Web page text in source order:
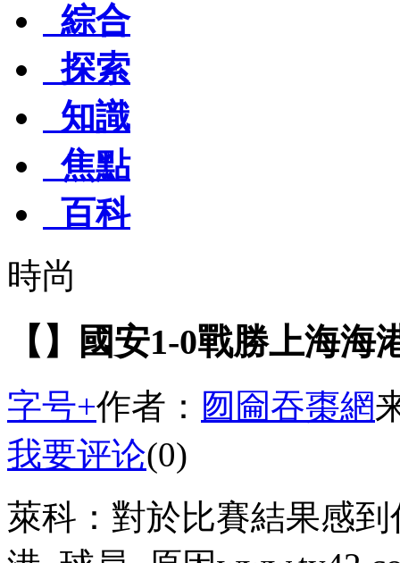
綜合
探索
知識
焦點
百科
時尚
【】國安1-0戰勝上海海
字号+作者： 囫圇吞棗網
我要评论(0)
萊科：對於比賽結果感